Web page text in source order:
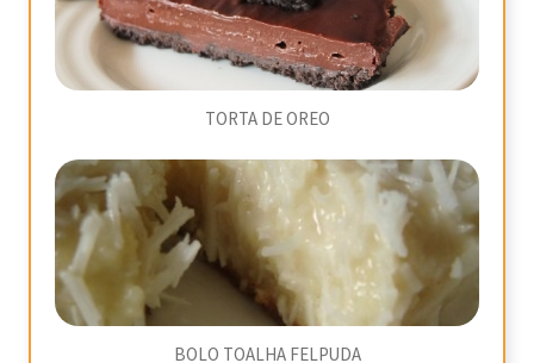
TORTA DE OREO
BOLO TOALHA FELPUDA